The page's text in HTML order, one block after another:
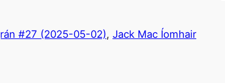
#27 (2025-05-02), Jack Mac Íomhair